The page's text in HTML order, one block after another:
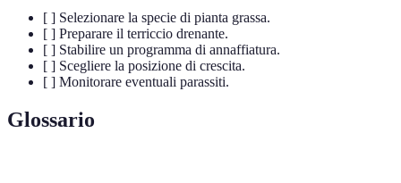
[ ] Selezionare la specie di pianta grassa.
[ ] Preparare il terriccio drenante.
[ ] Stabilire un programma di annaffiatura.
[ ] Scegliere la posizione di crescita.
[ ] Monitorare eventuali parassiti.
Glossario